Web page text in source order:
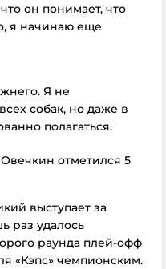
он понимает, что
я начинаю еще
Я не
собак, но даже в
полагаться.
отметился 5
выступает за
раз удалось
раунда плей-офф
«Кэпс» чемпионским.